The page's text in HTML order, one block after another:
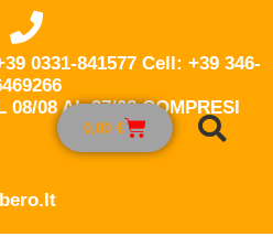
0331-841577 Cell: +39 346-
08/08 AL 27/08 COMPRESI
0,00 €